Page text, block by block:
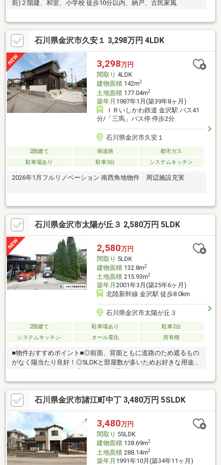
前)２階建、和室、小学校 徒歩10分以内、納戸、古民家風
石川県金沢市久安１ 3,298万円 4LDK
3,298万円
間取り 4LDK
建物面積142m2
土地面積177.04m2
築年月 1987年1月(築39年8ヶ月)
ＩＲいしかわ鉄道 金沢駅 バス41
分/「三馬」バス停 停歩2分
石川県金沢市久安１
2階建て 南道路
都市ガス
駐車場あり
駐車3台 システムキッチン
2026年1月フルリノベーション 南西角地物件 周辺施設充実
石川県金沢市太陽が丘３ 2,580万円 5LDK
2,580万円
間取り 5LDK
建物面積132.8m2
土地面積215.93m2
築年月 2001年3月(築25年6ヶ月)
北陸新幹線 金沢駅 徒歩8.0km
石川県金沢市太陽が丘３
2階建て 駐車場あり
駐車2台
システムキッチン
オール電化 所有権
■物件おすすめポイント■◎前面、背面ともに道路のため遮るもの
がなく陽当たり良好！◎5LDKと部屋数が多いためお好きな用途別
にお住まい頂けます◎5LDK＋駐車2台可能◎カーポート1台分あり
◎保証引き継ぎ可能◎月々約6.6万円～お住い可能■リフォーム箇
所■外壁を2回塗装（2回目：2026年6月）洗面（2021年）、エコキ
ュート（2016年）、キッチン水栓、1Fトイレ、IHクッキングヒー
ター
石川県金沢市諸江町中丁 3,480万円 5SLDK
3,480万円
間取り 5SLDK
建物面積138.69m2
土地面積288.14m2
築年月 1991年10月(築34年11ヶ月)